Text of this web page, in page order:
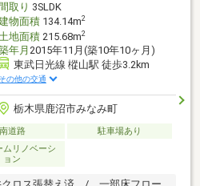
間取り 3SLDK
物面積134.14m2
土地面積215.68m2
年月 2015年11月(築10年10ヶ月)
東武日光線 樅山駅 徒歩3.2km
その他の交通
栃木県鹿沼市みなみ町
南道路 駐車場あり
ムリノベーシ
ョン